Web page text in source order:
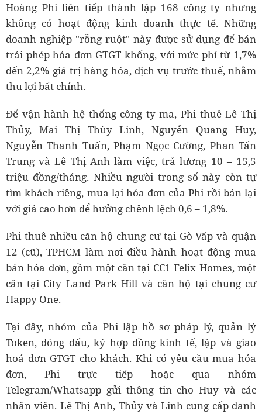
Hoàng Phi liên tiếp thành lập 168 công ty nhưng
không có hoạt động kinh doanh thực tế. Những
doanh nghiệp "rỗng ruột" này được sử dụng để bán
trái phép hóa đơn GTGT khống, với mức phí từ 1,7%
đến 2,2% giá trị hàng hóa, dịch vụ trước thuế, nhằm
thu lợi bất chính.
Để vận hành hệ thống công ty ma, Phi thuê Lê Thị
Thủy, Mai Thị Thùy Linh, Nguyễn Quang Huy,
Nguyễn Thanh Tuấn, Phạm Ngọc Cường, Phan Tấn
Trung và Lê Thị Anh làm việc, trả lương 10 – 15,5
triệu đồng/tháng. Nhiều người trong số này còn tự
tìm khách riêng, mua lại hóa đơn của Phi rồi bán lại
với giá cao hơn để hưởng chênh lệch 0,6 – 1,8%.
Phi thuê nhiều căn hộ chung cư tại Gò Vấp và quận
12 (cũ), TPHCM làm nơi điều hành hoạt động mua
bán hóa đơn, gồm một căn tại CC1 Felix Homes, một
căn tại City Land Park Hill và căn hộ tại chung cư
Happy One.
Tại đây, nhóm của Phi lập hồ sơ pháp lý, quản lý
Token, đóng dấu, ký hợp đồng kinh tế, lập và giao
hoá đơn GTGT cho khách. Khi có yêu cầu mua hóa
đơn, Phi trực tiếp hoặc qua nhóm
Telegram/Whatsapp gửi thông tin cho Huy và các
nhân viên. Lê Thị Anh, Thủy và Linh cung cấp danh